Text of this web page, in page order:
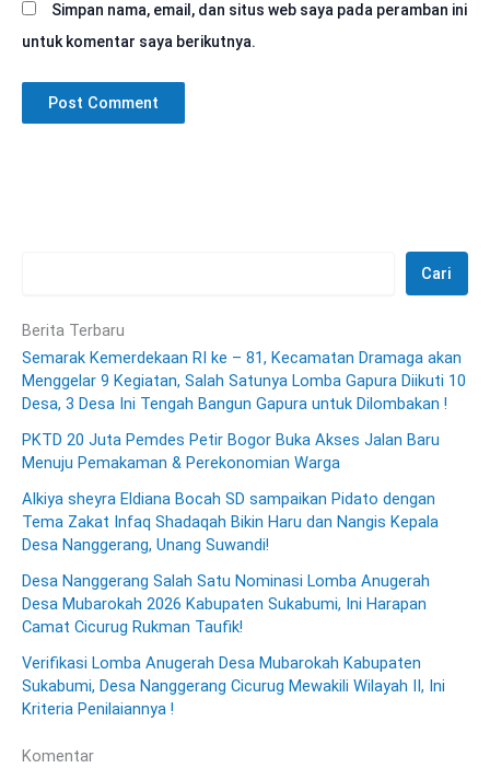
Simpan nama, email, dan situs web saya pada peramban ini
untuk komentar saya berikutnya.
Cari
Berita Terbaru
Semarak Kemerdekaan RI ke – 81, Kecamatan Dramaga akan
Menggelar 9 Kegiatan, Salah Satunya Lomba Gapura Diikuti 10
Desa, 3 Desa Ini Tengah Bangun Gapura untuk Dilombakan !
PKTD 20 Juta Pemdes Petir Bogor Buka Akses Jalan Baru
Menuju Pemakaman & Perekonomian Warga
Alkiya sheyra Eldiana Bocah SD sampaikan Pidato dengan
Tema Zakat Infaq Shadaqah Bikin Haru dan Nangis Kepala
Desa Nanggerang, Unang Suwandi!
Desa Nanggerang Salah Satu Nominasi Lomba Anugerah
Desa Mubarokah 2026 Kabupaten Sukabumi, Ini Harapan
Camat Cicurug Rukman Taufik!
Verifikasi Lomba Anugerah Desa Mubarokah Kabupaten
Sukabumi, Desa Nanggerang Cicurug Mewakili Wilayah II, Ini
Kriteria Penilaiannya !
Komentar